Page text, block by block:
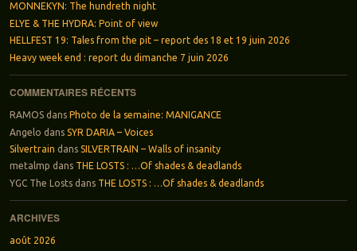
MONNEKYN: The hundreth night
ELYE & THE HYDRA: Point of view
HELLFEST 19: Tales from the pit – report des 18 et 19 juin 2026
Heavy week end : report du dimanche 7 juin 2026
COMMENTAIRES RÉCENTS
RAMOSdans Photo de la semaine: MANIGANCE
Angelo dans SYR DARIA – Voices
Silvertrain dans SILVERTRAIN – Walls of insanity
metalmp dans THE LOSTS : …Of shades & deadlands
YGC The Lostsdans THE LOSTS : …Of shades & deadlands
ARCHIVES
août 2026